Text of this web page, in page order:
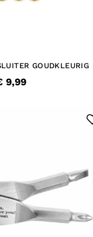
GOUDKLEURIG
9,99